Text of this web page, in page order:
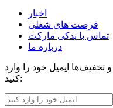
اخبار
فرصت های شغلی
تماس با یدکی مارکت
درباره ما
ایمیل خود را وارد
کنید: